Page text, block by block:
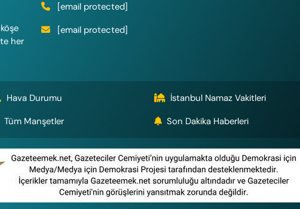
her
[email protected]
[email protected]
Hava Durumu İstanbul Namaz Vakitleri
Tüm Manşetler Son Dakika Haberleri